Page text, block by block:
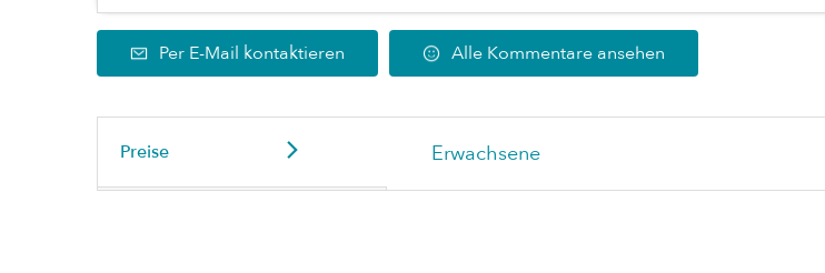
Per E-Mail kontaktieren Alle Kommentare ansehen
Preise Erwachsene